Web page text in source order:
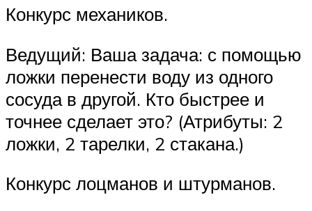
Конкурс механиков.
Ведущий: Ваша задача: с помощью
ложки перенести воду из одного
сосуда в другой. Кто быстрее и
точнее сделает это? (Атрибуты: 2
ложки, 2 тарелки, 2 стакана.)
Конкурс лоцманов и штурманов.